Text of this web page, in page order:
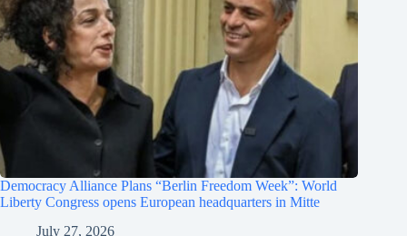
Democracy Alliance Plans “Berlin Freedom Week”: World
Liberty Congress opens European headquarters in Mitte
July 27, 2026